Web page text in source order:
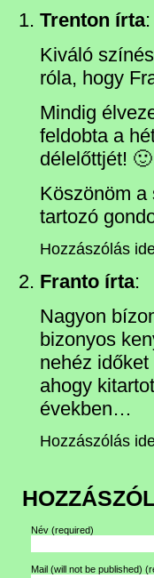
Trenton írta:
Kiváló
róla, hogy
Mindig
feldobta a
délelőttjét! 🙂
Köszönöm a
tartozó
Hozzászólás
Franto írta:
Nagyon
bizonyos
nehéz
ahogy
években…
Hozzászólás
Név (required)
Mail (will not be published)